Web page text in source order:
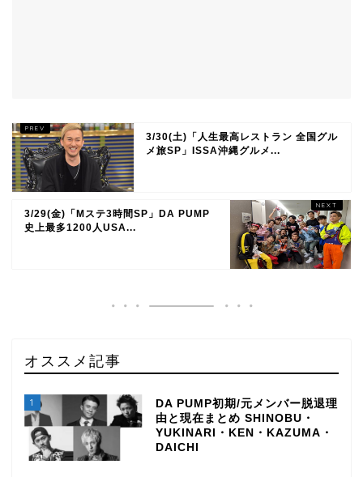
3/30(土)「人生最高レストラン 全国グル
メ旅SP」ISSA沖縄グルメ...
3/29(金)「Mステ3時間SP」DA PUMP
史上最多1200人USA...
オススメ記事
1
DA PUMP初期/元メンバー脱退理
由と現在まとめ SHINOBU・
YUKINARI・KEN・KAZUMA・
DAICHI